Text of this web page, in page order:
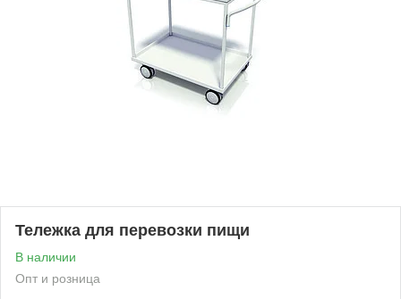
Тележка для перевозки пищи
В наличии
Опт и розница